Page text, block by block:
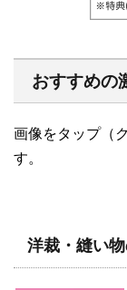
おすすめの
画像をタップ（
す。
洋裁・縫い